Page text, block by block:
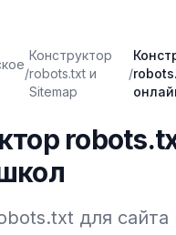
/
Конструктор
robots.txt и
Sitemap
/
для